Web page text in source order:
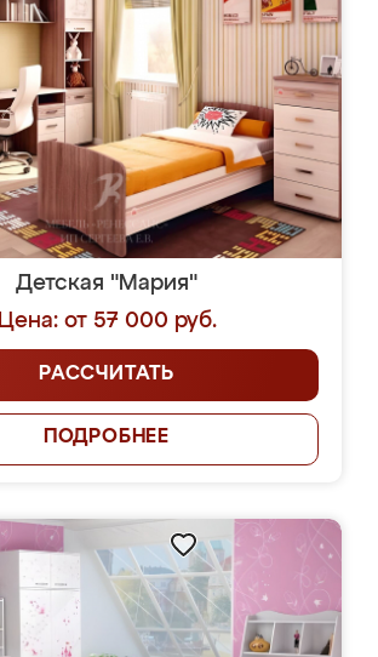
Детская "Мария"
Цена: от 57 000 руб.
РАССЧИТАТЬ
ПОДРОБНЕЕ